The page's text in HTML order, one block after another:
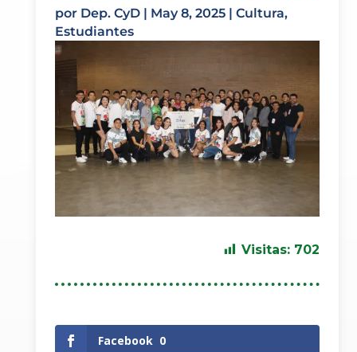
por Dep. CyD| May 8, 2025| Cultura,
Estudiantes
Visitas: 702
Facebook 0